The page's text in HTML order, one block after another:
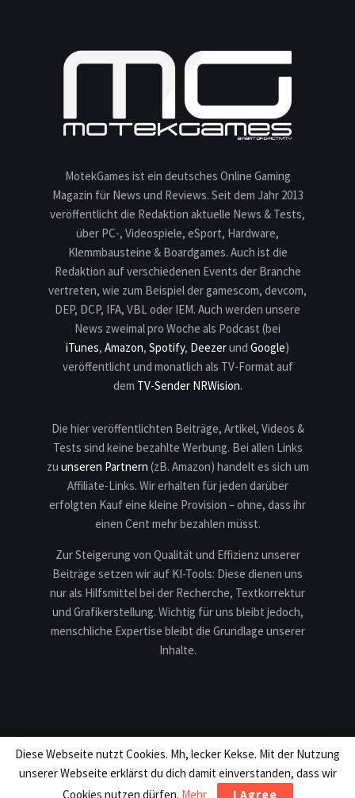
MotekGames ist ein deutsches Online Gaming
Magazin für News und Reviews. Seit dem Jahr 2013
veröffentlicht die Redaktion aktuelle News & Tests,
über PC-, Videospiele, eSport, Hardware,
Klemmbausteine & Boardgames. Auch ist die
Redaktion auf verschiedenen Events der Branche
vertreten, wie zum Beispiel der gamescom, devcom,
DEP, DCP, IFA, VBL oder IEM. Auch werden unsere
News zweimal pro Woche als Podcast (bei
iTunes, Amazon, Spotify, Deezerund Google)
veröffentlicht und monatlich als TV-Format auf
dem TV-Sender NRWision.
Die hier veröffentlichten Beiträge, Artikel, Videos &
Tests sind keine bezahlte Werbung. Bei allen Links
zu unseren Partnern (zB. Amazon) handelt es sich um
Affiliate-Links. Wir erhalten für jeden darüber
erfolgten Kauf eine kleine Provision – ohne, dass ihr
einen Cent mehr bezahlen müsst.
Zur Steigerung von Qualität und Effizienz unserer
Beiträge setzen wir auf KI-Tools: Diese dienen uns
nur als Hilfsmittel bei der Recherche, Textkorrektur
und Grafikerstellung. Wichtig für uns bleibt jedoch,
menschliche Expertise bleibt die Grundlage unserer
Inhalte.
Impressum Datenschutz Karriere Teilnahmebedingungen
Copyright © 2013 - 2026 Motek Production. All rights reserved.
Diese Webseite nutzt Cookies. Mh, lecker Kekse. Mit der Nutzung
unserer Webseite erklärst du dich damit einverstanden, dass wir
Cookies nutzen dürfen. Mehr I Agree